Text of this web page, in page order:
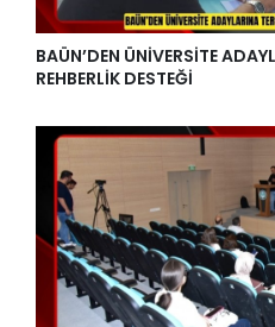
BAÜN’DEN ÜNİVERSİTE
REHBERLİK DESTEĞİ